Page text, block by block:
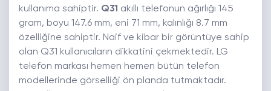
kullanıma sahiptir. Q31 akıllı telefonun ağırlığı 145
gram, boyu 147.6 mm, eni 71 mm, kalınlığı 8.7 mm
özelliğine sahiptir. Naif ve kibar bir görüntüye sahip
olan Q31 kullanıcıların dikkatini çekmektedir. LG
telefon markası hemen hemen bütün telefon
modellerinde görselliği ön planda tutmaktadır.